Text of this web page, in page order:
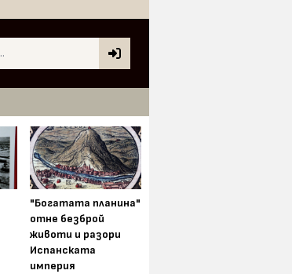
"Богатата планина"
отне безброй
животи и разори
Испанската
империя